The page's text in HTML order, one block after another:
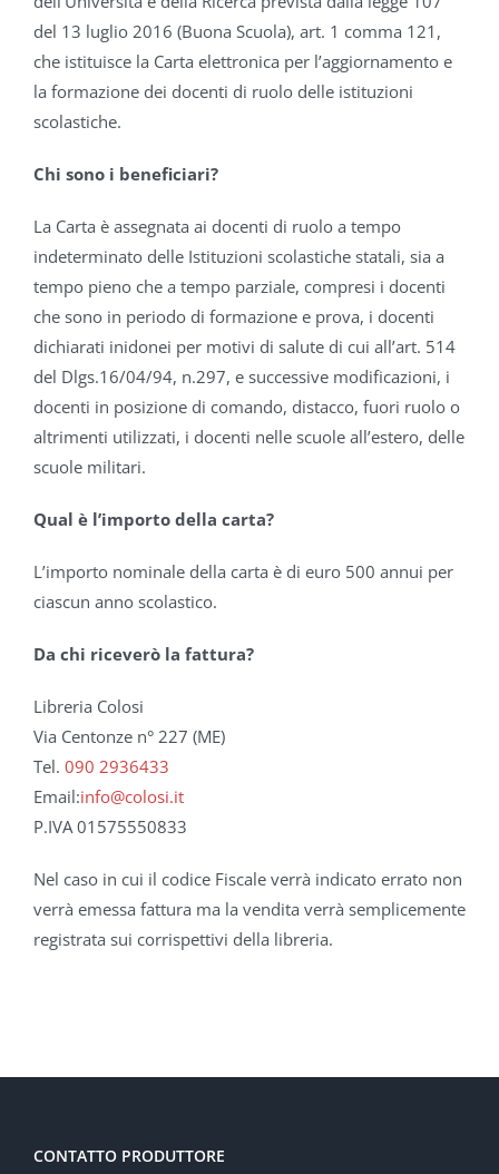
del 13 luglio 2016 (Buona Scuola), art. 1 comma 121,
che istituisce la Carta elettronica per l’aggiornamento e
la formazione dei docenti di ruolo delle istituzioni
scolastiche.
Chi sono i beneficiari?
La Carta è assegnata ai docenti di ruolo a tempo
indeterminato delle Istituzioni scolastiche statali, sia a
tempo pieno che a tempo parziale, compresi i docenti
che sono in periodo di formazione e prova, i docenti
dichiarati inidonei per motivi di salute di cui all’art. 514
del Dlgs.16/04/94, n.297, e successive modificazioni, i
docenti in posizione di comando, distacco, fuori ruolo o
altrimenti utilizzati, i docenti nelle scuole all’estero, delle
scuole militari.
Qual è l’importo della carta?
L’importo nominale della carta è di euro 500 annui per
ciascun anno scolastico.
Da chi riceverò la fattura?
Libreria Colosi
Via Centonze n° 227 (ME)
Tel. 090 2936433
Email:info@colosi.it
P.IVA 01575550833
Nel caso in cui il codice Fiscale verrà indicato errato non
verrà emessa fattura ma la vendita verrà semplicemente
registrata sui corrispettivi della libreria.
CONTATTO PRODUTTORE